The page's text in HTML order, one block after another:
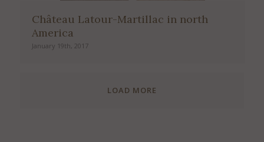
Château Latour-Martillac in north
America
January 19th, 2017
LOAD MORE